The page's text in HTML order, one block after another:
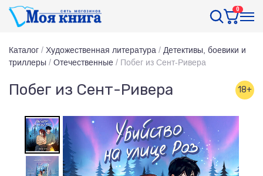
0
Каталог / Художественная литература / Детективы, боевики и
триллеры / Отечественные / Побег из Сент-Ривера
Побег из Сент-Ривера 18+